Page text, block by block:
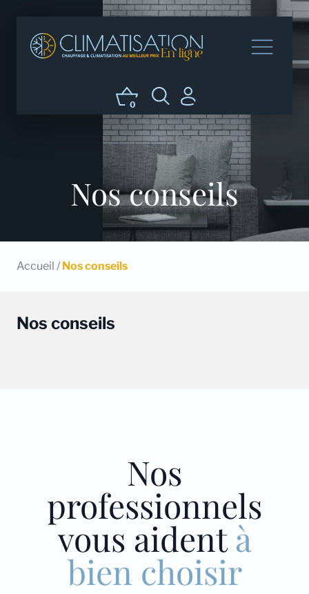
0
Nos conseils
Accueil / Nos conseils
Nos conseils
Nos
professionnels
vous aidentà
bien choisir